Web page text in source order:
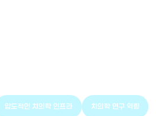
압도적인 치의학 인프라 치의학 연구 역량